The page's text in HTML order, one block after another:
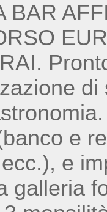
BAR
e
e
galleria